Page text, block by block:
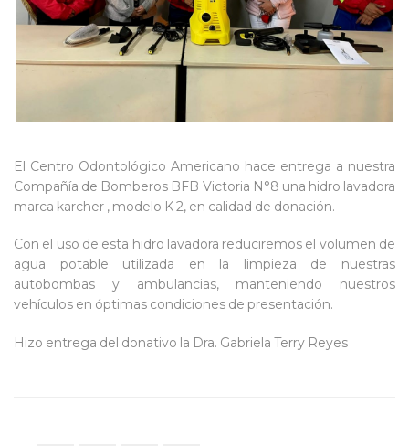
El Centro Odontológico Americano hace entrega a nuestra
Compañía de Bomberos BFB Victoria N°8 una hidro lavadora
marca karcher , modelo K 2, en calidad de donación.
Con el uso de esta hidro lavadora reduciremos el volumen de
agua potable utilizada en la limpieza de nuestras
autobombas y ambulancias, manteniendo nuestros
vehículos en óptimas condiciones de presentación.
Hizo entrega del donativo la Dra. Gabriela Terry Reyes